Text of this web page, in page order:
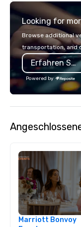
Looking for
Browse additional
transportation, and
Erfahren Sie mehr
Powered by
Marriott Bonvoy